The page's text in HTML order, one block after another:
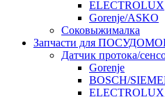
ELECTROLUX
Gorenje/ASKO
Соковыжималка
Запчасти для
Датчик протока/
Gorenje
BOSCH/